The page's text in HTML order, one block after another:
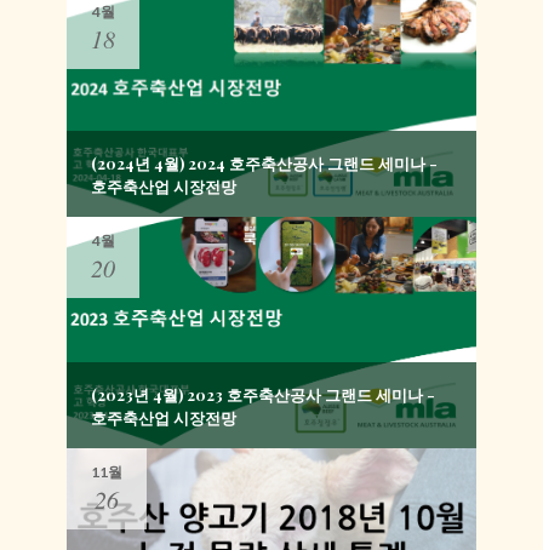
4월
18
(2024년 4월) 2024 호주축산공사 그랜드 세미나 -
호주축산업 시장전망
4월
20
(2023년 4월) 2023 호주축산공사 그랜드 세미나 -
호주축산업 시장전망
11월
26